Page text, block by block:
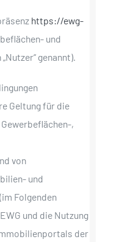
https://ewg-
und
genannt).
Geltung für die
,
von
und
Folgenden
und die Nutzung
der